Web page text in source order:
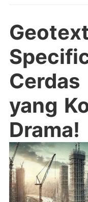
yang
Drama!